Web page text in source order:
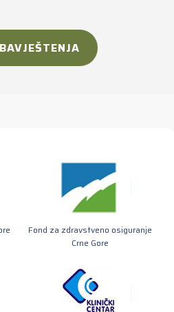
Fond za zdravstveno osiguranje
Crne Gore